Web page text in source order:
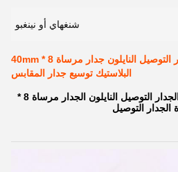
شنغهاي أو نينغبو
البلاستيك مرساة الجدار التوصيل النايلون جدار مرساة 8 * 40mm
البلاستيك توسيع جدار المقابس
الصين مصنع البلاستيك مرساة الجدار التوصيل النايلون الجدار مرساة 8 *